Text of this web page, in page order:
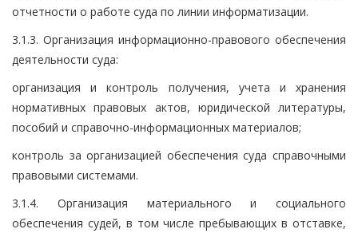
отчетности о работе суда по линии информатизации.
3.1.3. Организация информационно-правового обеспечения
деятельности суда:
организация и контроль получения, учета и хранения
нормативных правовых актов, юридической литературы,
пособий и справочно-информационных материалов;
контроль за организацией обеспечения суда справочными
правовыми системами.
3.1.4. Организация материального и социального
обеспечения судей, в том числе пребывающих в отставке,